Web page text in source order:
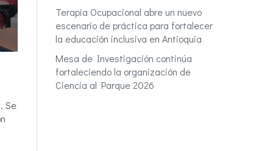
Se
Terapia Ocupacional abre un nuevo
escenario de práctica para fortalecer
la educación inclusiva en Antioquia
Mesa de Investigación continúa
fortaleciendo la organización de
Ciencia al Parque 2026